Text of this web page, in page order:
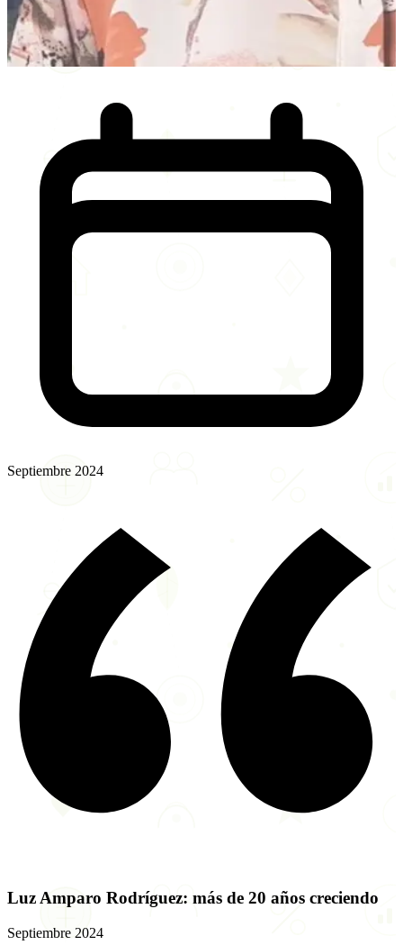
Septiembre 2024
Luz Amparo Rodríguez: más de 20 años creciendo
Septiembre 2024